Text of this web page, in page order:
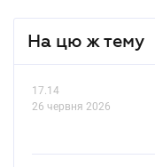
На цю ж тему
17.14
26 червня 2026